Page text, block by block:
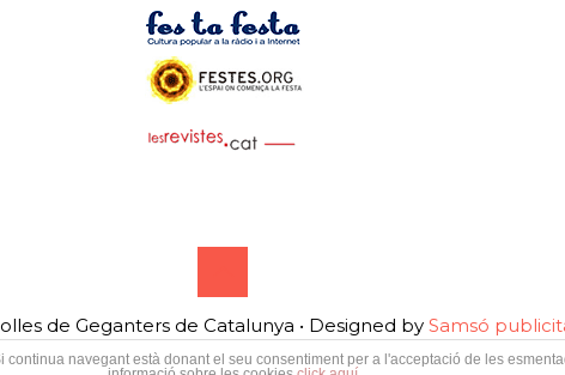
de Geganters de Catalunya • Designed by Samsó
navegant està donant el seu consentiment per a l'acceptació de les